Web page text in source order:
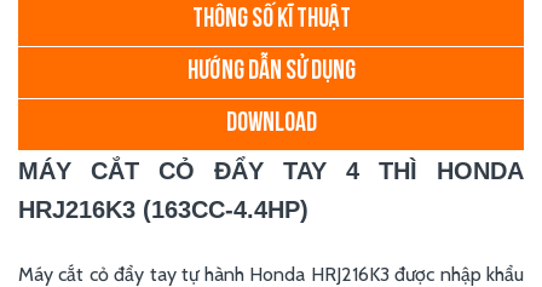
THÔNG SỐ KĨ THUẬT
HƯỚNG DẪN SỬ DỤNG
DOWNLOAD
MÁY CẮT CỎ ĐẨY TAY 4 THÌ HONDA
HRJ216K3 (163CC-4.4HP)
Máy cắt cỏ đẩy tay tự hành Honda HRJ216K3 được nhập khẩu